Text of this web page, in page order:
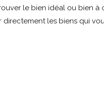
le bien idéal ou bien à
les biens qui